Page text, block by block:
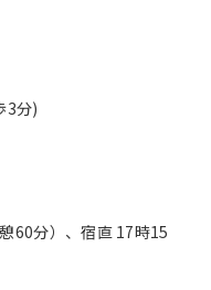
3分)
60分）、宿直 17時15